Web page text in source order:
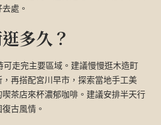
處。
多久？
走完主要區域。建議慢慢逛木造町
再搭配宮川早市，探索當地手工美
茶店來杯濃郁咖啡。建議安排半天行
古風情。